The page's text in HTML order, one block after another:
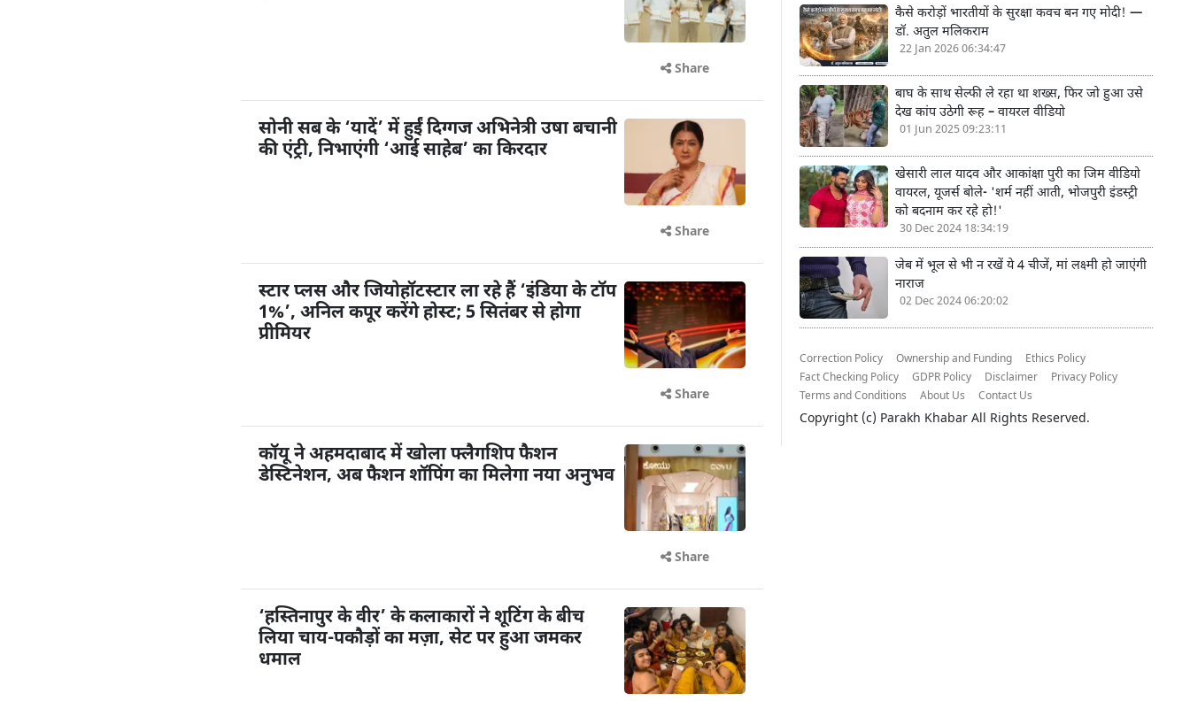
Share
सोनी सब के ‘यादें’ में हुईं दिग्गज अभिनेत्री उषा बचानी
की एंट्री, निभाएंगी ‘आई साहेब’ का किरदार
Share
स्टार प्लस और जियोहॉटस्टार ला रहे हैं ‘इंडिया के टॉप
1%’, अनिल कपूर करेंगे होस्ट; 5 सितंबर से होगा
प्रीमियर
Share
कॉयू ने अहमदाबाद में खोला फ्लैगशिप फैशन
डेस्टिनेशन, अब फैशन शॉपिंग का मिलेगा नया अनुभव
Share
‘हस्तिनापुर के वीर’ के कलाकारों ने शूटिंग के बीच
लिया चाय-पकौड़ों का मज़ा, सेट पर हुआ जमकर
धमाल
कैसे करोड़ों भारतीयों के सुरक्षा कवच बन गए मोदी! —
डॉ. अतुल मलिकराम
22 Jan 2026 06:34:47
बाघ के साथ सेल्फी ले रहा था शख्स, फिर जो हुआ उसे
देख कांप उठेगी रूह – वायरल वीडियो
01 Jun 2025 09:23:11
खेसारी लाल यादव और आकांक्षा पुरी का जिम वीडियो
वायरल, यूजर्स बोले- 'शर्म नहीं आती, भोजपुरी इंडस्ट्री
को बदनाम कर रहे हो!'
30 Dec 2024 18:34:19
जेब में भूल से भी न रखें ये 4 चीजें, मां लक्ष्मी हो जाएंगी
नाराज
02 Dec 2024 06:20:02
Correction Policy Ownership and Funding
Ethics Policy
Fact Checking Policy
GDPR Policy Disclaimer
Privacy Policy
Terms and Conditions
About Us Contact Us
Copyright (c) Parakh Khabar All Rights Reserved.